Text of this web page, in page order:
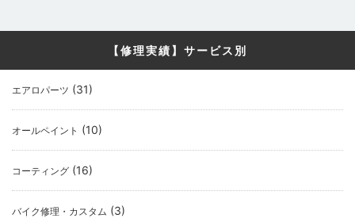
【修理実績】サービス別
エアロパーツ (31)
オールペイント (10)
コーティング (16)
バイク修理・カスタム (3)